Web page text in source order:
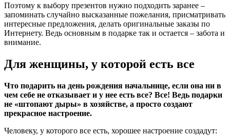
Поэтому к выбору презентов нужно подходить заранее –
запоминать случайно высказанные пожелания, присматривать
интересные предложения, делать оригинальные заказы по
Интернету. Ведь основным в подарке так и остается – забота и
внимание.
Для женщины, у которой есть все
Что подарить на день рождения начальнице, если она ни в
чем себе не отказывает и у нее есть все? Все! Ведь подарки
не «штопают дыры» в хозяйстве, а просто создают
прекрасное настроение.
Человеку, у которого все есть, хорошее настроение создадут: